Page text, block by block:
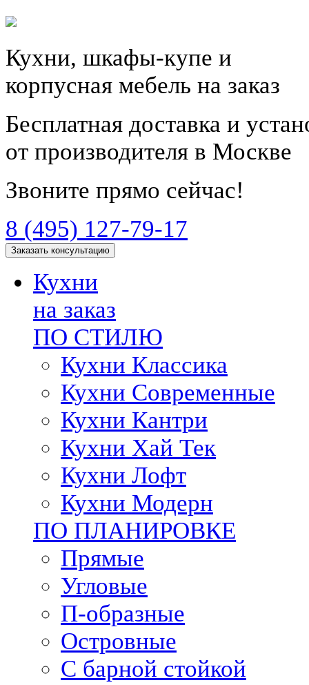
Кухни, шкафы-купе и
корпусная мебель на заказ
Бесплатная доставка и
от производителя в Москве
Звоните прямо сейчас!
8 (495) 127-79-17
Заказать консультацию
Кухни
на заказ
ПО СТИЛЮ
Кухни Классика
Кухни Современные
Кухни Кантри
Кухни Хай Тек
Кухни Лофт
Кухни Модерн
ПО ПЛАНИРОВКЕ
Прямые
Угловые
П-образные
Островные
С барной стойкой